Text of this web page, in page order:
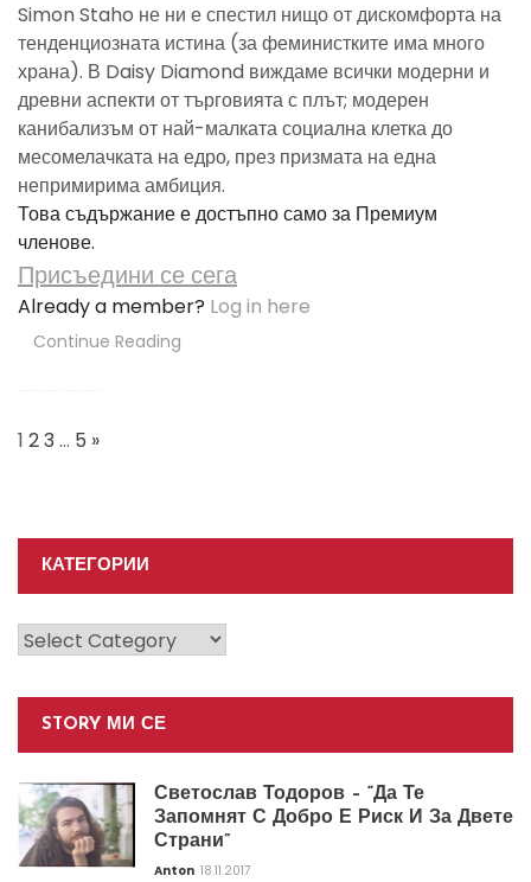
Simon Staho не ни е спестил нищо от дискомфорта на
тенденциозната истина (за феминистките има много
храна). В Daisy Diamond виждаме всички модерни и
древни аспекти от търговията с плът; модерен
канибализъм от най-малката социална клетка до
месомелачката на едро, през призмата на една
непримирима амбиция.
Това съдържание е достъпно само за Премиум
членове.
Присъедини се сега
Already a member? Log in here
Continue Reading
Navigation
1 23 … 5 »
КАТЕГОРИИ
Категории
STORY МИ СЕ
Светослав Тодоров – “Да Те
Запомнят С Добро Е Риск И За Двете
Страни”
Anton 18.11.2017